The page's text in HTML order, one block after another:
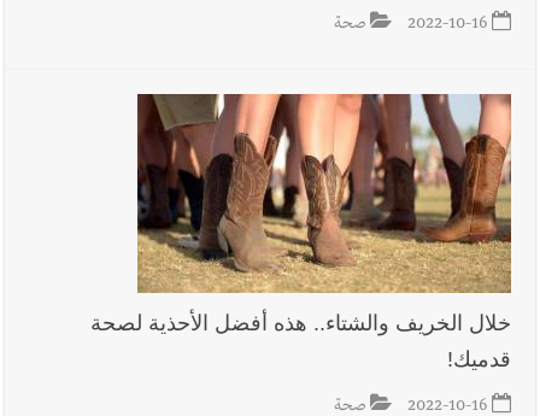
2022-10-16 صحة
خلال الخريف والشتاء.. هذه أفضل الأحذية لصحة
قدميك!
2022-10-16 صحة